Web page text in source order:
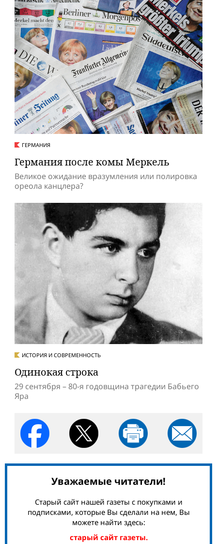
ГЕРМАНИЯ
Германия после комы Меркель
Великое ожидание вразумления или полировка
ореола канцлера?
ИСТОРИЯ И СОВРЕМЕННОСТЬ
Одинокая строка
29 сентября – 80-я годовщина трагедии Бабьего
Яра
Уважаемые читатели!
Старый сайт нашей газеты с покупками и
подписками, которые Вы сделали на нем, Вы
можете найти здесь:
старый сайт газеты.